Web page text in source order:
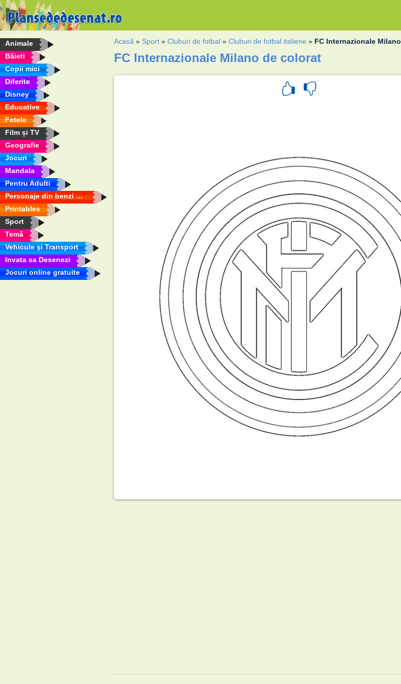
Animale
Băieti
Copii mici
Diferite
Disney
Educative
Fetele
Film și TV
Geografie
Jocuri
Mandala
Pentru Adulti
Personaje din benzi desenate
Printables
Sport
Temă
Vehicule şi Transport
Invata sa Desenezi
Jocuri online gratuite
Acasă » Sport »Cluburi de fotbal »Cluburi de fotbal italiene » FC Internazionale Milano
FC Internazionale Milano de colorat